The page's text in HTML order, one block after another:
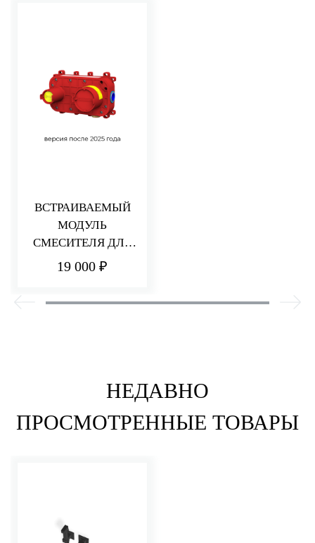
ВСТРАИВАЕМЫЙ
МОДУЛЬ
СМЕСИТЕЛЯ ДЛЯ
РАКОВИНЫ/ДУША
19 000 ₽
НЕДАВНО
ПРОСМОТРЕННЫЕ ТОВАРЫ